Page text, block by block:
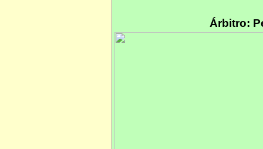
Árbitro: